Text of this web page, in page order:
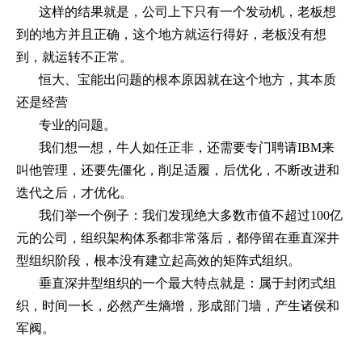
这样的结果就是，公司上下只有一个发动机，老板想
到的地方并且正确，这个地方就运行得好，老板没有想
到，就运转不正常。
恒大、宝能出问题的根本原因就在这个地方，其本质
还是经营
专业的问题。
我们想一想，牛人如任正非，还需要专门聘请IBM来
叫他管理，还要先僵化，削足适履，后优化，不断改进和
迭代之后，才优化。
我们举一个例子：我们发现绝大多数市值不超过100亿
元的公司，组织架构体系都非常落后，都停留在垂直深井
型组织阶段，根本没有建立起高效的矩阵式组织。
垂直深井型组织的一个最大特点就是：属于封闭式组
织，时间一长，必然产生熵增，形成部门墙，产生诸侯和
军阀。